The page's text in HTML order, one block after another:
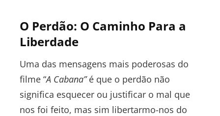
O Perdão: O Caminho Para a
Liberdade
Uma das mensagens mais poderosas do
filme “A Cabana”é que o perdão não
significa esquecer ou justificar o mal que
nos foi feito, mas sim libertarmo-nos do